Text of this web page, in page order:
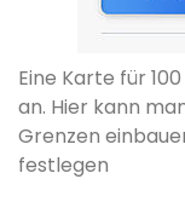
Eine Karte für
an. Hier kann
Grenzen
festlegen